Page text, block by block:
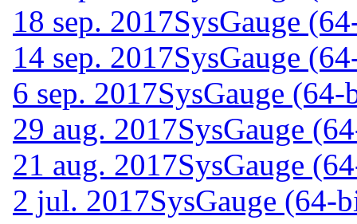
18 sep. 2017SysGauge
14 sep. 2017SysGauge
6 sep. 2017SysGauge
29 aug. 2017SysGauge
21 aug. 2017SysGauge
2 jul. 2017SysGauge (64-